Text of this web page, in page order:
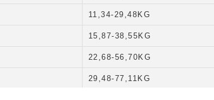
11,34-29,48KG
15,87-38,55KG
22,68-56,70KG
29,48-77,11KG